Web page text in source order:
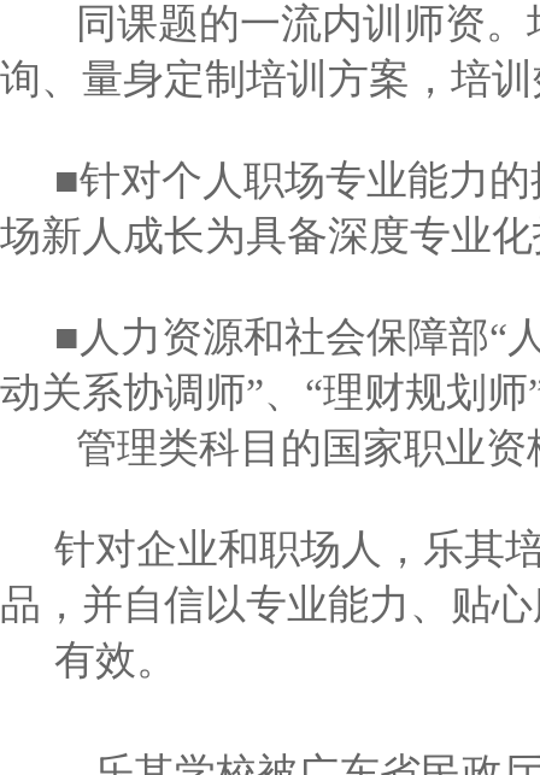
同课题的一流内训师资。
询、量身定制培训方案，培
■针对个人职场专业能力的
场新人成长为具备深度专业
■人力资源和社会保障部“
动关系协调师”、“理财规划师
管理类科目的国家职业资
针对企业和职场人，乐其
品，并自信以专业能力、贴
有效。